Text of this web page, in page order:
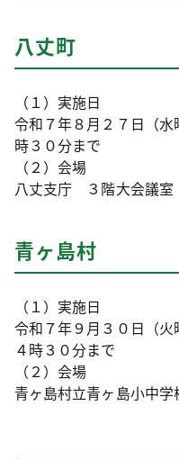
八丈町
（１）実施日
令和７年８月２７日（
時３０分まで
（２）会場
八丈支庁 ３階大会議室
青ヶ島村
（１）実施日
令和７年９月３０日（
４時３０分まで
（２）会場
青ヶ島村立青ヶ島小中